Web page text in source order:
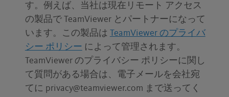
す。例えば、当社は現在リモート アクセス
の製品で TeamViewer とパートナーになって
います。この製品は TeamViewer のプライバ
シー ポリシー によって管理されます。
TeamViewer のプライバシー ポリシーに関し
て質問がある場合は、電子メールを会社宛
てに privacy@teamviewer.com まで送ってく